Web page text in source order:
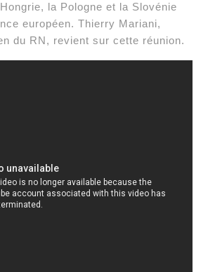
la Pologne et la Slovénie
européen. Thierry Mariani,
du RN, revient sur cette réunion.